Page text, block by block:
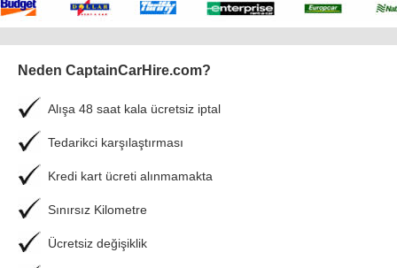
Neden CaptainCarHire.com?
Alışa 48 saat kala ücretsiz iptal
Tedarikci karşılaştırması
Kredi kart ücreti alınmamakta
Sınırsız Kilometre
Ücretsiz değişiklik